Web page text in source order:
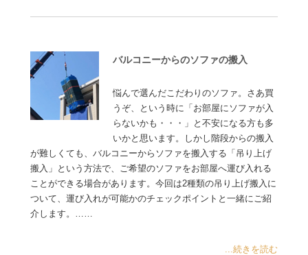
バルコニーからのソファの搬入
悩んで選んだこだわりのソファ。さあ買
うぞ、という時に「お部屋にソファが入
らないかも・・・」と不安になる方も多
いかと思います。しかし階段からの搬入
が難しくても、バルコニーからソファを搬入する「吊り上げ
搬入」という方法で、ご希望のソファをお部屋へ運び入れる
ことができる場合があります。今回は2種類の吊り上げ搬入に
ついて、運び入れが可能かのチェックポイントと一緒にご紹
介します。……
...続きを読む